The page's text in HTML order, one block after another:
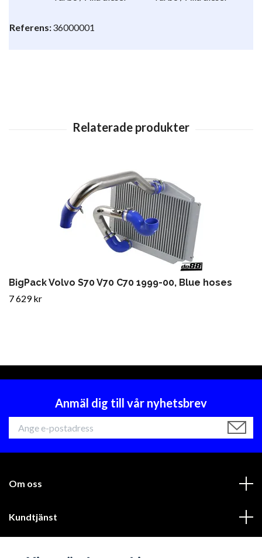
Referens:36000001
BigPack Volvo S70 V70 C70 1999-00, Blue hoses
7 629 kr
Anmäl dig till vår nyhetsbrev
Om oss
Kundtjänst